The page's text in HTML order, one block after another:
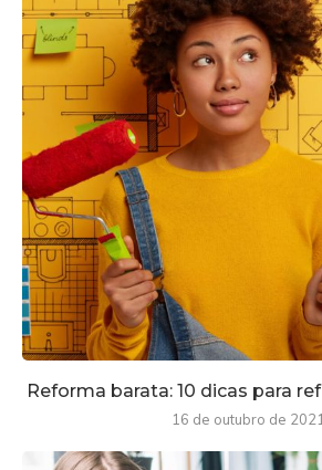
Reforma barata: 10 dicas para
16 de outubro de 2021